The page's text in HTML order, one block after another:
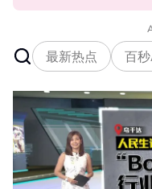
最新热点 百